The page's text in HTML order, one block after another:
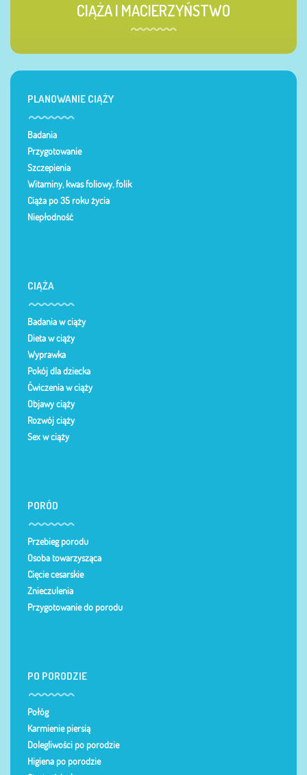
CIĄŻA I MACIERZYŃSTWO
PLANOWANIE CIĄŻY
Badania
Przygotowanie
Szczepienia
Witaminy, kwas foliowy, folik
Ciąża po 35 roku życia
Niepłodność
CIĄŻA
Badania w ciąży
Dieta w ciąży
Wyprawka
Pokój dla dziecka
Ćwiczenia w ciąży
Objawy ciąży
Rozwój ciąży
Sex w ciąży
PORÓD
Przebieg porodu
Osoba towarzysząca
Cięcie cesarskie
Znieczulenia
Przygotowanie do porodu
PO PORODZIE
Połóg
Karmienie piersią
Dolegliwości po porodzie
Higiena po porodzie